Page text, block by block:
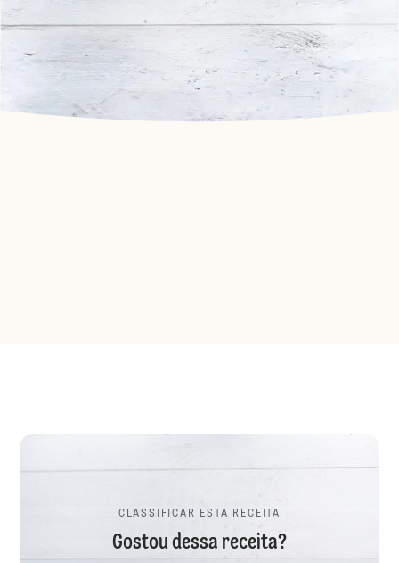
CLASSIFICAR ESTA RECEITA
Gostou dessa receita?